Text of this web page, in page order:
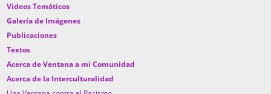
Videos Temáticos
Galería de Imágenes
Publicaciones
Textos
Acerca de Ventana a mi Comunidad
Acerca de la Interculturalidad